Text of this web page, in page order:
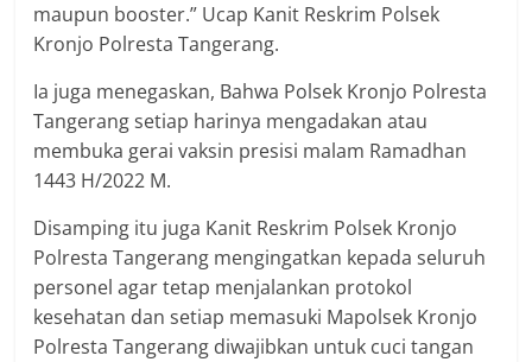
maupun booster.” Ucap Kanit Reskrim Polsek
Kronjo Polresta Tangerang.
Ia juga menegaskan, Bahwa Polsek Kronjo Polresta
Tangerang setiap harinya mengadakan atau
membuka gerai vaksin presisi malam Ramadhan
1443 H/2022 M.
Disamping itu juga Kanit Reskrim Polsek Kronjo
Polresta Tangerang mengingatkan kepada seluruh
personel agar tetap menjalankan protokol
kesehatan dan setiap memasuki Mapolsek Kronjo
Polresta Tangerang diwajibkan untuk cuci tangan